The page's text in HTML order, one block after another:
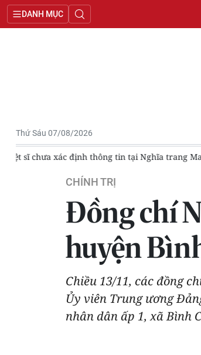
DANH MỤC
Thứ Sáu 07/08/2026
Nghị quyết số 23-NQ/TW: Đánh dấu bước
CHÍNH TRỊ
Đồng chí
huyện
Chiều 13/11, các đồng
Ủy viên Trung ương
nhân dân ấp 1, xã Bình